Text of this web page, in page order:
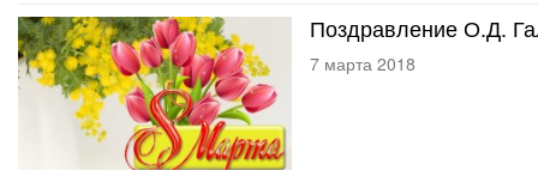
Поздравление О.Д.
7 марта 2018